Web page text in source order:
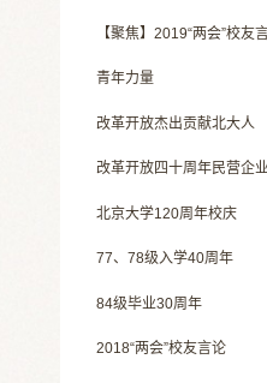
【聚焦】2019“两会”校友
青年力量
改革开放杰出贡献北大人
改革开放四十周年民营企
北京大学120周年校庆
77、78级入学40周年
84级毕业30周年
2018“两会”校友言论